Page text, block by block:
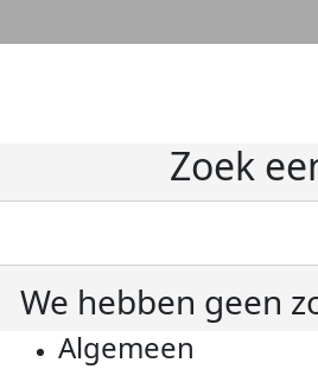
Zoek
We hebben geen
Algemeen